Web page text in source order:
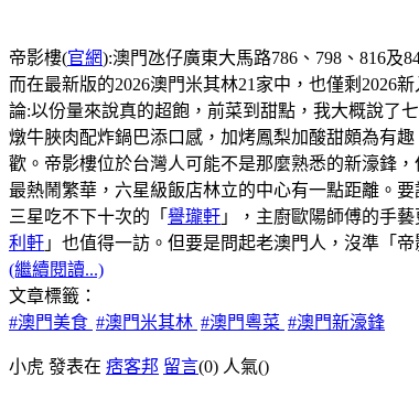
帝影樓(官網):澳門氹仔廣東大馬路786、798、816及
而在最新版的2026澳門米其林21家中，也僅剩2026
論:以份量來說真的超飽，前菜到甜點，我大概說了
燉牛脥肉配炸鍋巴添口感，加烤鳳梨加酸甜頗為有
歡。帝影樓位於台灣人可能不是那麼熟悉的新濠鋒
最熱鬧繁華，六星級飯店林立的中心有一點距離。
三星吃不下十次的「 譽瓏軒 」，主廚歐陽師傅的手
利軒 」也值得一訪。但要是問起老澳門人，沒準「
(繼續閱讀...)
文章標籤：
#澳門美食 #澳門米其林 #澳門粵菜 #澳門新濠鋒
小虎 發表在 痞客邦 留言(0) 人氣()